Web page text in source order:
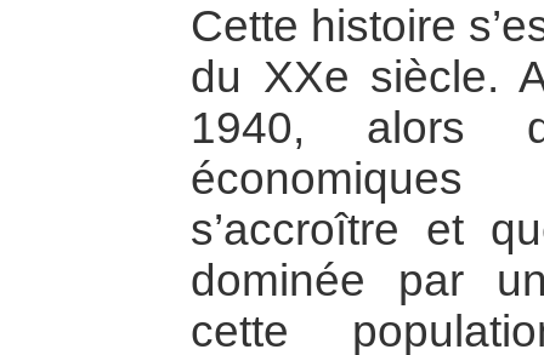
Cette histoire
du XXe siècle.
1940, alors
s’accroître et
dominée par
cette